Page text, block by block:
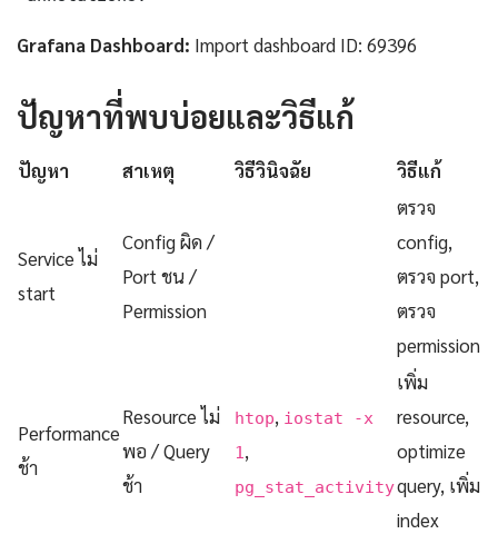
Grafana Dashboard: Import dashboard ID: 69396
ปัญหาที่พบบ่อยและวิธีแก้
ปัญหา สาเหตุ วิธีวินิจฉัย วิธีแก้
Service ไม่
start
Config ผิด /
Port ชน /
Permission
ตรวจ
config,
ตรวจ port,
ตรวจ
permission
Performance
ช้า
Resource ไม่
พอ / Query
ช้า
htop, iostat -x
1 ,
pg_stat_activity
เพิ่ม
resource,
optimize
query, เพิ่ม
index